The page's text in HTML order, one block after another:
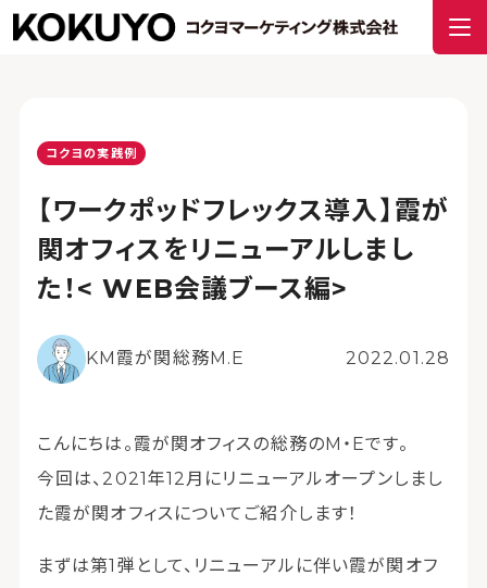
コクヨの実践例
【ワークポッドフレックス導入】霞が
関オフィスをリニューアルしまし
た！< WEB会議ブース編>
KM霞が関総務M.E 2022.01.28
こんにちは。霞が関オフィスの総務のM・Eです。
今回は、2021年12月にリニューアルオープンしまし
た霞が関オフィスについてご紹介します！
まずは第1弾として、リニューアルに伴い霞が関オフ